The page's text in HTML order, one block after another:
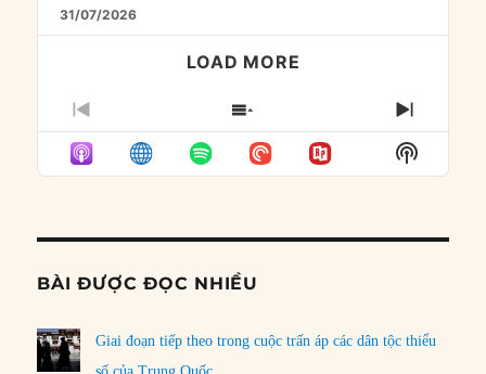
31/07/2026
LOAD MORE
PREVIOUS
EPISODE
SHOW
EPISODES
LIST
NEXT
Show
Podcast
BÀI ĐƯỢC ĐỌC NHIỀU
Giai đoạn tiếp theo trong cuộc trấn áp các dân tộc thiểu